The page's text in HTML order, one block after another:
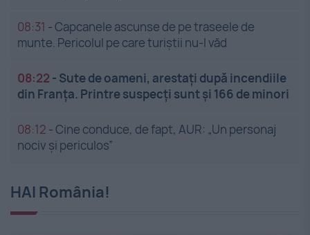
08:31 -Capcanele ascunse de pe traseele de
munte. Pericolul pe care turiștii nu-l văd
08:22 - Sute de oameni, arestați după incendiile
din Franța. Printre suspecți sunt și 166 de minori
08:12 -Cine conduce, de fapt, AUR: „Un personaj
nociv și periculos”
HAI România!